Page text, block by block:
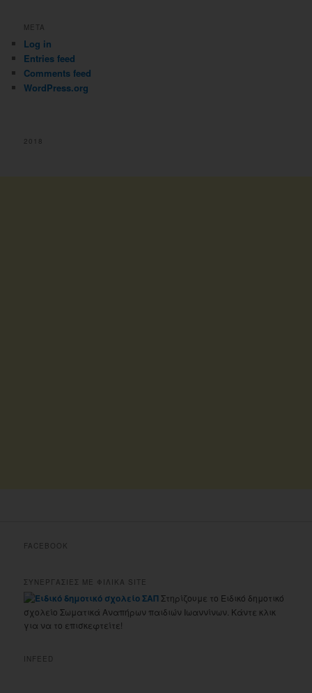
META
Log in
Entries feed
Comments feed
WordPress.org
2018
FACEBOOK
ΣΥΝΕΡΓΑΣΙΕΣ ΜΕ ΦΙΛΙΚΑ SITE
Στηρίζουμε το Ειδικό δημοτικό
σχολείο Σωματικά Αναπήρων παιδιών Ιωαννίνων. Κάντε κλικ
για να το επισκεφτείτε!
INFEED